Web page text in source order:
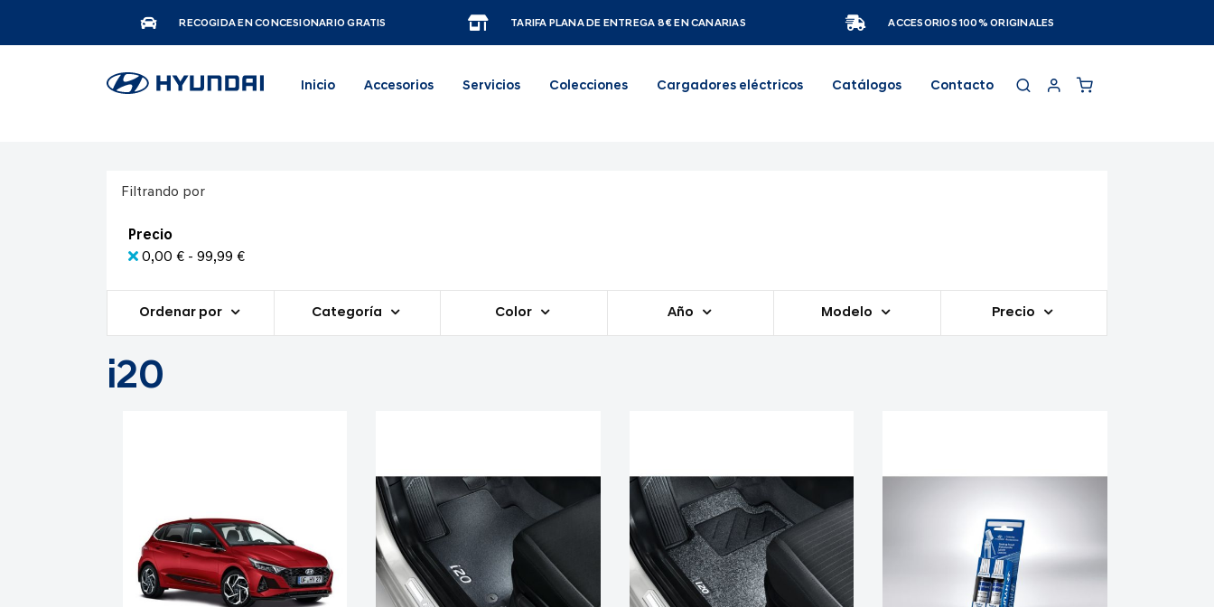
RECOGIDA EN CONCESIONARIO GRATIS TARIFA PLANA DE ENTREGA 8€ EN CANARIAS ACCESORIOS 100% ORIGINALES
Inicio Accesorios Servicios Colecciones Cargadores eléctricos Catálogos Contacto
Filtrando por
Precio
0,00 € - 99,99 €
Ordenar por Categoría Color Año Modelo Precio
i20